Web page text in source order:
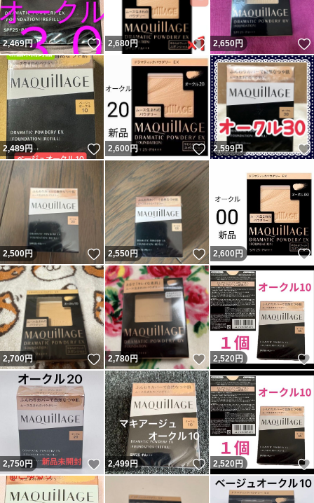
2,469円 いいね！
2,680円 いいね！
2,650円
2,489円 いいね！
2,600 円 いいね！
2,599円
2,500円 いいね！
2,550円 いいね！
2,600 円
2,700円 いいね！
2,780円 いいね！
2,520 円
2,750円 いいね！
2,499円 いいね！
2,520 円